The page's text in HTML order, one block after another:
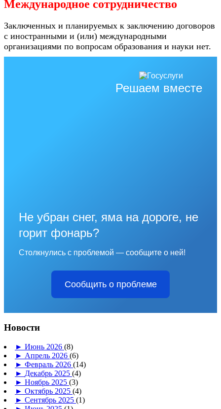
Международное сотрудничество
Заключенных и планируемых к заключению договоров
с иностранными и (или) международными
организациями по вопросам образования и науки нет.
Решаем вместе
Не убран снег, яма на дороге, не
горит фонарь?
Столкнулись с проблемой — сообщите о ней!
Сообщить о проблеме
Новости
► Июнь 2026 (8)
► Апрель 2026 (6)
► Февраль 2026 (14)
► Декабрь 2025 (4)
► Ноябрь 2025 (3)
► Октябрь 2025 (4)
► Сентябрь 2025 (1)